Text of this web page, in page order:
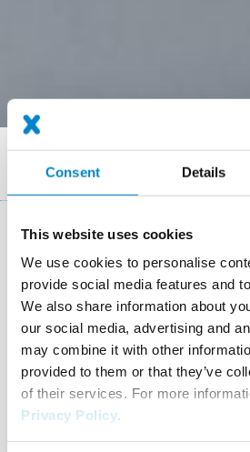
Consent Details
This website uses cookies
We use cookies to personalise
provide social media features and
We also share information about
our social media, advertising and
may combine it with other
provided to them or that they’ve
of their services. For more
Privacy Policy.
Breadcrumb
References
Einbaurinnen Flachdach eines
Key Facts:
ProDetail
Location Eberndorf
System Triflex ProDetail
Completion 2017
Area 15 m²